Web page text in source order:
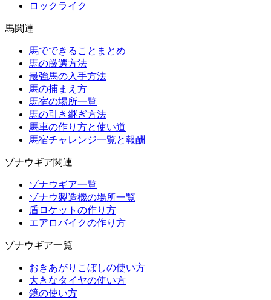
ロックライク
馬関連
馬でできることまとめ
馬の厳選方法
最強馬の入手方法
馬の捕まえ方
馬宿の場所一覧
馬の引き継ぎ方法
馬車の作り方と使い道
馬宿チャレンジ一覧と報酬
ゾナウギア関連
ゾナウギア一覧
ゾナウ製造機の場所一覧
盾ロケットの作り方
エアロバイクの作り方
ゾナウギア一覧
おきあがりこぼしの使い方
大きなタイヤの使い方
鏡の使い方